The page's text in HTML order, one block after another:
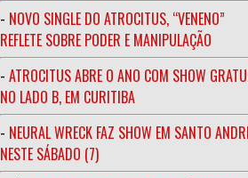
- NOVO SINGLE DO ATROCITUS, “VENENO”
REFLETE SOBRE PODER E MANIPULAÇÃO
- ATROCITUS ABRE O ANO COM SHOW
NO LADO B, EM CURITIBA
- NEURAL WRECK FAZ SHOW EM SANTO
NESTE SÁBADO (7)